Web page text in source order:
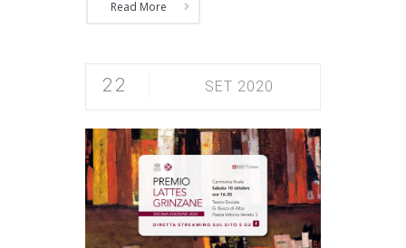
Read More
22 SET 2020